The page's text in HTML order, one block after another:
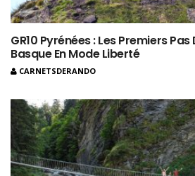
GR10 Pyrénées : Les Premiers
Basque En Mode Liberté
CARNETSDERANDO